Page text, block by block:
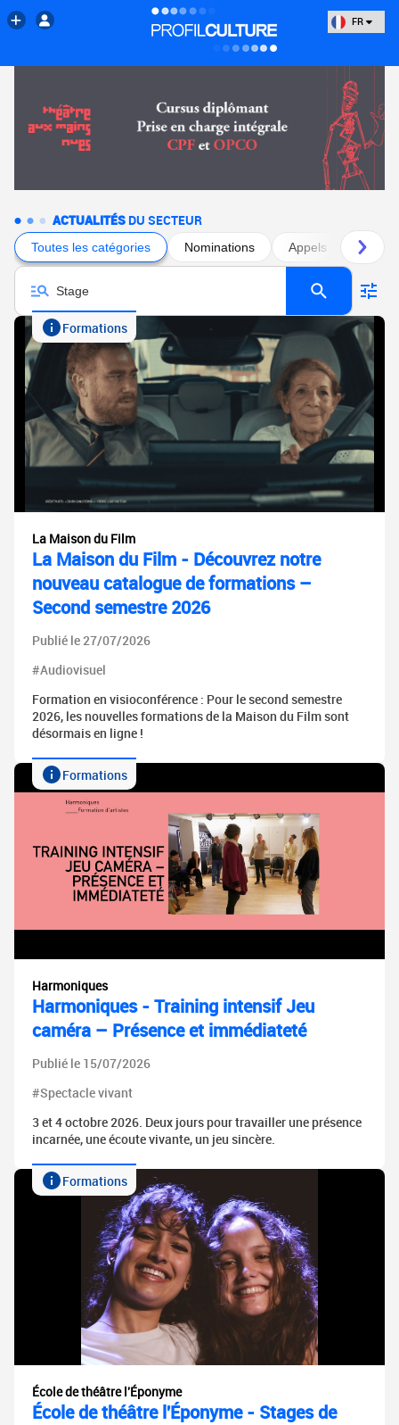
FR
ACTUALITÉS DU SECTEUR
Toutes les catégories Nominations Appels à projets
Formations
La Maison du Film
La Maison du Film - Découvrez notre
nouveau catalogue de formations –
Second semestre 2026
Publié le 27/07/2026
#Audiovisuel
Formation en visioconférence : Pour le second semestre
2026, les nouvelles formations de la Maison du Film sont
désormais en ligne !
Formations
Harmoniques
Harmoniques - Training intensif Jeu
caméra – Présence et immédiateté
Publié le 15/07/2026
#Spectacle vivant
3 et 4 octobre 2026. Deux jours pour travailler une présence
incarnée, une écoute vivante, un jeu sincère.
Formations
École de théâtre l'Éponyme
École de théâtre l'Éponyme - Stages de